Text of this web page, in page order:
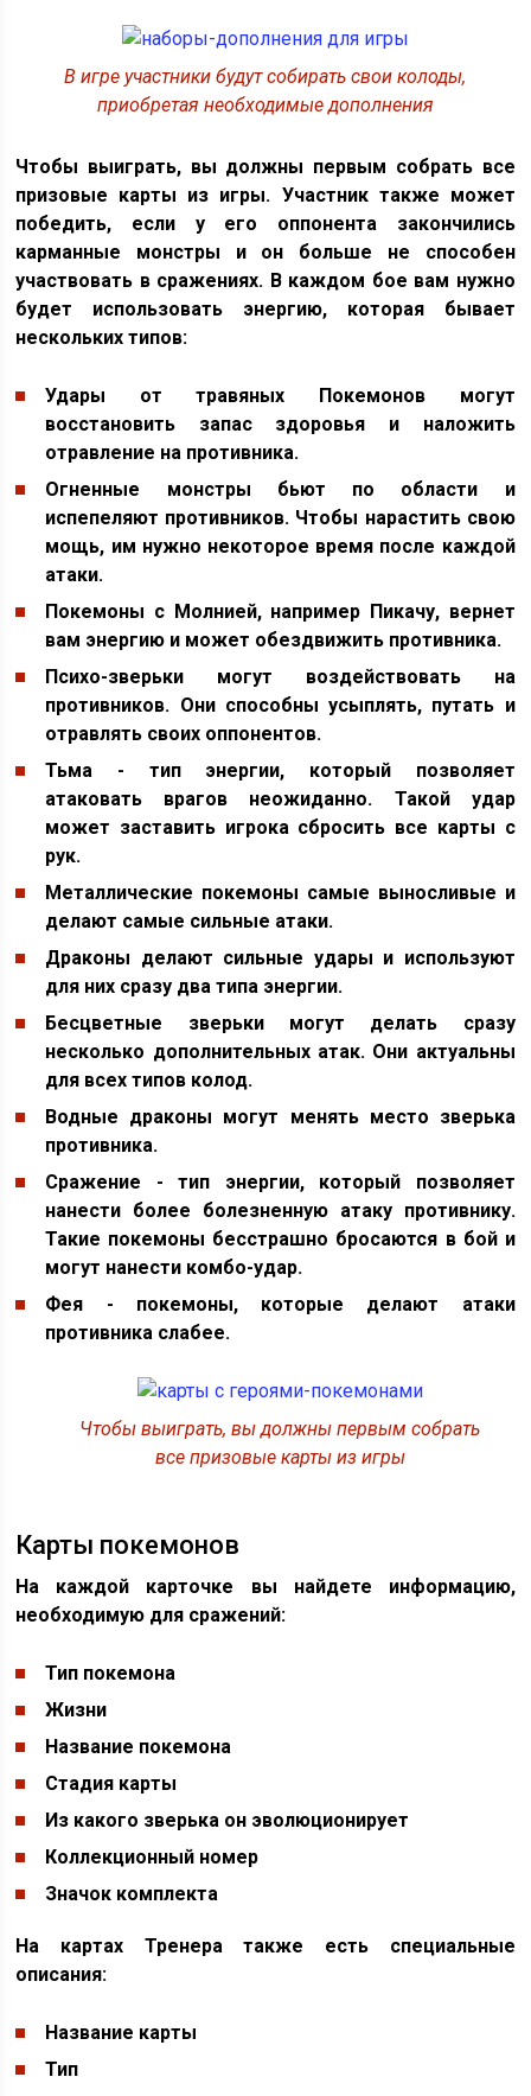
В игре участники будут собирать свои колоды,
приобретая необходимые дополнения
Чтобы выиграть, вы должны первым собрать все
призовые карты из игры. Участник также может
победить, если у его оппонента закончились
карманные монстры и он больше не способен
участвовать в сражениях. В каждом бое вам нужно
будет использовать энергию, которая бывает
нескольких типов:
Удары от травяных Покемонов могут
восстановить запас здоровья и наложить
отравление на противника.
Огненные монстры бьют по области и
испепеляют противников. Чтобы нарастить свою
мощь, им нужно некоторое время после каждой
атаки.
Покемоны с Молнией, например Пикачу, вернет
вам энергию и может обездвижить противника.
Психо-зверьки могут воздействовать на
противников. Они способны усыплять, путать и
отравлять своих оппонентов.
Тьма - тип энергии, который позволяет
атаковать врагов неожиданно. Такой удар
может заставить игрока сбросить все карты с
рук.
Металлические покемоны самые выносливые и
делают самые сильные атаки.
Драконы делают сильные удары и используют
для них сразу два типа энергии.
Бесцветные зверьки могут делать сразу
несколько дополнительных атак. Они актуальны
для всех типов колод.
Водные драконы могут менять место зверька
противника.
Сражение - тип энергии, который позволяет
нанести более болезненную атаку противнику.
Такие покемоны бесстрашно бросаются в бой и
могут нанести комбо-удар.
Фея - покемоны, которые делают атаки
противника слабее.
Чтобы выиграть, вы должны первым собрать
все призовые карты из игры
Карты покемонов
На каждой карточке вы найдете информацию,
необходимую для сражений:
Тип покемона
Жизни
Название покемона
Стадия карты
Из какого зверька он эволюционирует
Коллекционный номер
Значок комплекта
На картах Тренера также есть специальные
описания:
Название карты
Тип